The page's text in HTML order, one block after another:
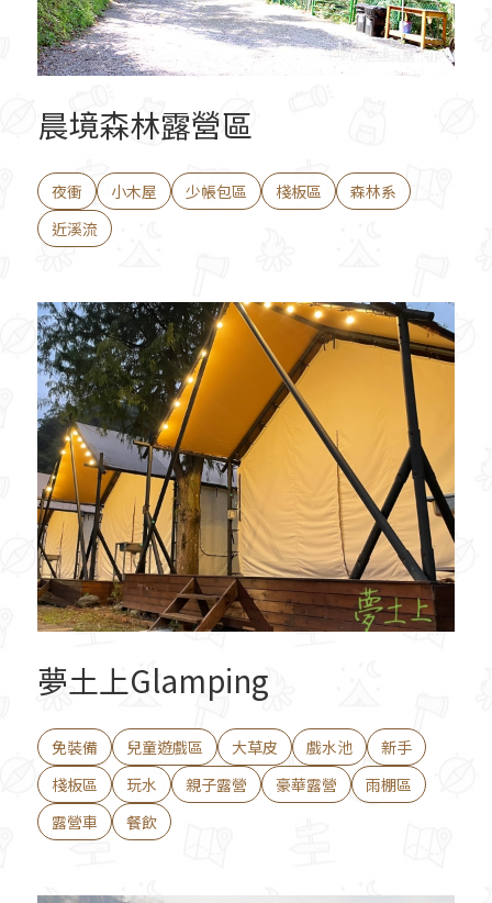
晨境森林露營區
夜衝 小木屋 少帳包區 棧板區
森林系
近溪流
夢土上Glamping
免裝備 兒童遊戲區 大草皮 戲水池
新手
棧板區
玩水 親子露營 豪華露營
雨棚區
露營車
餐飲